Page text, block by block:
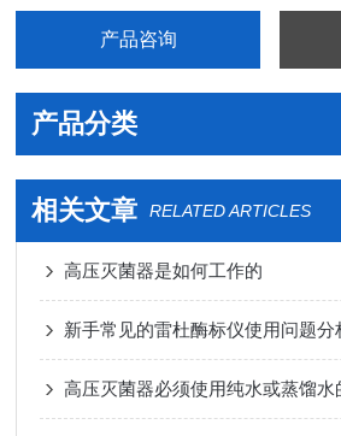
产品咨询
产品分类
相关文章 RELATED ARTICLES
高压灭菌器是如何工作的
新手常见的雷杜酶标仪使用问题分
高压灭菌器必须使用纯水或蒸馏水